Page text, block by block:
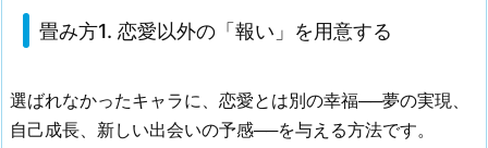
畳み方1. 恋愛以外の「報い」を用意する
選ばれなかったキャラに、恋愛とは別の幸福──夢の実現、
自己成長、新しい出会いの予感──を与える方法です。